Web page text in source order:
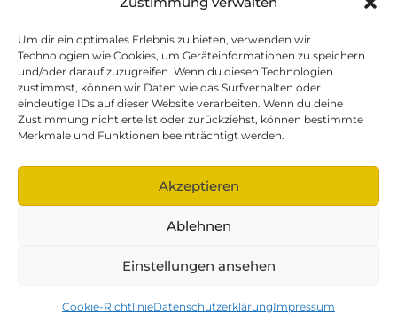
Um dir ein optimales Erlebnis zu bieten, verwenden wir
Technologien wie Cookies, um Geräteinformationen zu speichern
und/oder darauf zuzugreifen. Wenn du diesen Technologien
zustimmst, können wir Daten wie das Surfverhalten oder
eindeutige IDs auf dieser Website verarbeiten. Wenn du deine
Zustimmung nicht erteilst oder zurückziehst, können bestimmte
Merkmale und Funktionen beeinträchtigt werden.
Akzeptieren
Ablehnen
Einstellungen ansehen
Cookie-RichtlinieDatenschutzerklärungImpressum
Back
Top
Sonnenschein Kammerberg
Datenschutzerklärung
Impressum
Cookie-Richtlinie (EU)
©Sonnenschein Kammerberg 2026
Powered byWordPress• Themify WordPress Themes
Hier findest du uns